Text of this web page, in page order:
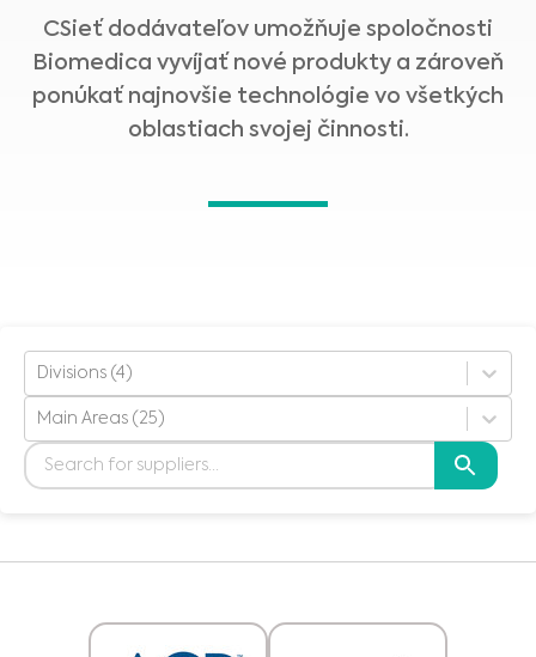
CSieť dodávateľov umožňuje spoločnosti
Biomedica vyvíjať nové produkty a zároveň
ponúkať najnovšie technológie vo všetkých
oblastiach svojej činnosti.
Divisions (4)
Main Areas (25)